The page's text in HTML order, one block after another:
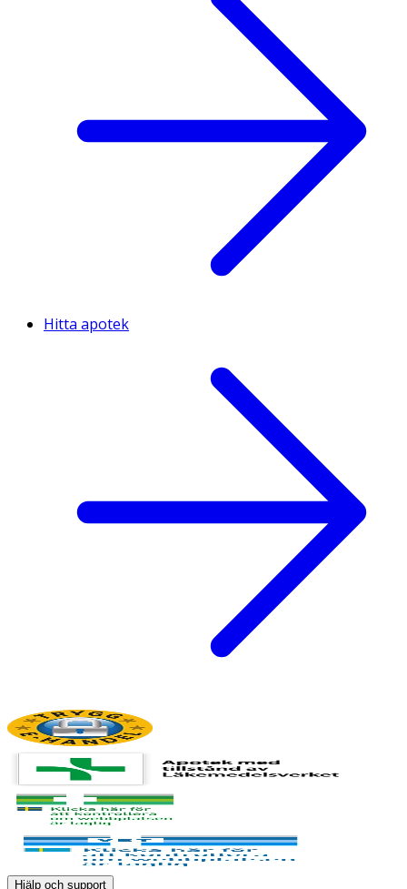
Hitta apotek
Hjälp och support